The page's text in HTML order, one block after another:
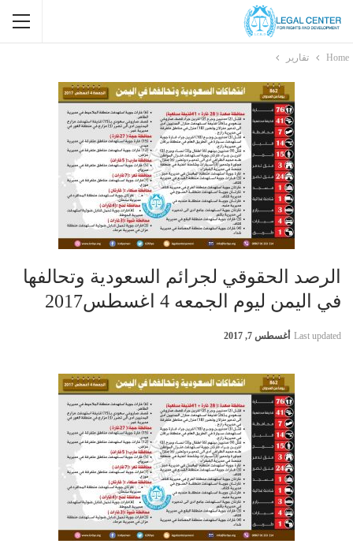
Home تقارير
الرصد الحقوقي لجرائم السعودية وتحالفها
في اليمن ليوم الجمعه 4 اغسطس2017
Last updated أغسطس 7, 2017